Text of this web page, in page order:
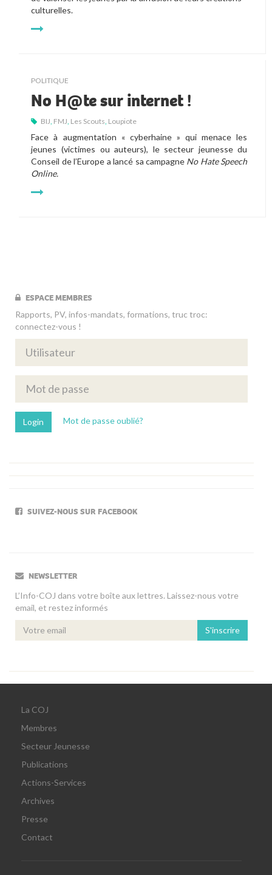
culturelles.
POLITIQUE
No H@te sur internet !
BIJ FMJ Les Scouts Loupiote
Face à augmentation « cyberhaine » qui menace les
jeunes (victimes ou auteurs), le secteur jeunesse du
Conseil de l’Europe a lancé sa campagne No Hate Speech
Online.
ESPACE MEMBRES
Rapports, PV, infos-mandats, formations, truc troc:
connectez-vous !
Mot de passe oublié?
SUIVEZ-NOUS SUR FACEBOOK
NEWSLETTER
L’Info-COJ dans votre boîte aux lettres. Laissez-nous votre
email, et restez informés
S'inscrire
La COJ
Membres
Secteur Jeunesse
Publications
Actions-Services
Archives
Presse
Contact